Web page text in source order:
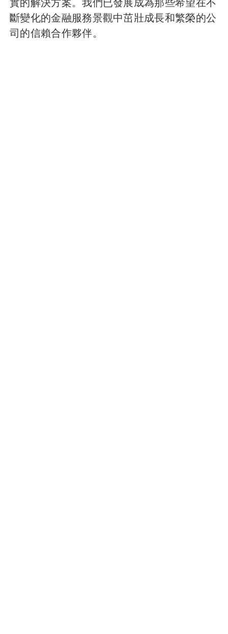
實的解決方案。我們已發展成為那些希望在不
斷變化的金融服務景觀中茁壯成長和繁榮的公
司的信賴合作夥伴。